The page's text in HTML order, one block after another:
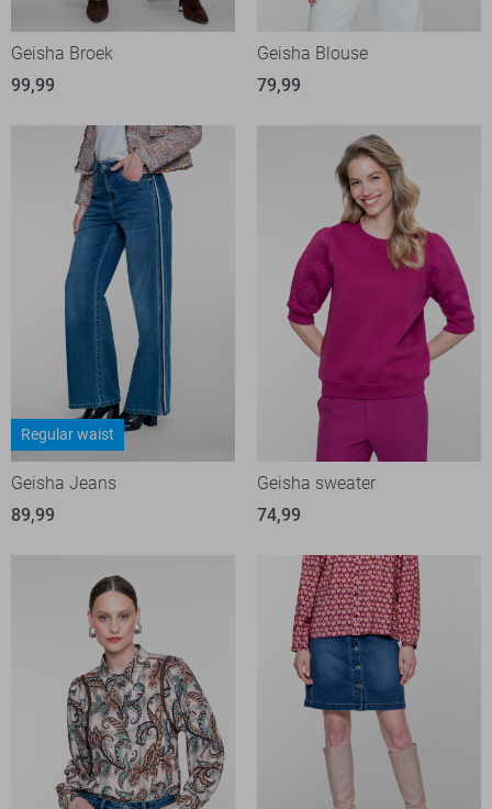
Geisha Broek
99,99
Geisha Blouse
79,99
Regular waist
Geisha Jeans
89,99
Geisha sweater
74,99